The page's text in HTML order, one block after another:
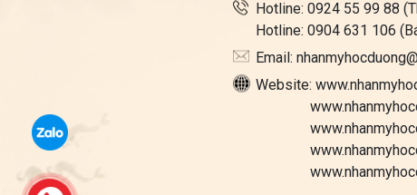
Hotline: 0924 55 99 88
Hotline: 0904 631 106
Email:
Website: